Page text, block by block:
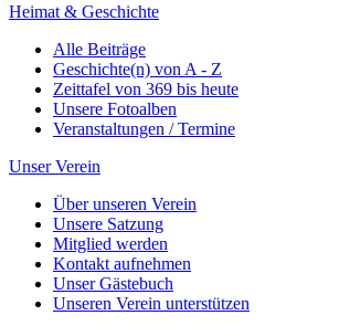
Heimat & Geschichte
Alle Beiträge
Geschichte(n) von A - Z
Zeittafel von 369 bis heute
Unsere Fotoalben
Veranstaltungen / Termine
Unser Verein
Über unseren Verein
Unsere Satzung
Mitglied werden
Kontakt aufnehmen
Unser Gästebuch
Unseren Verein unterstützen